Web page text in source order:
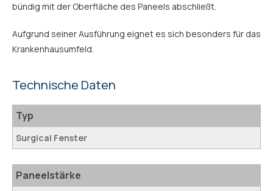
bündig mit der Oberfläche des Paneels abschließt.
Aufgrund seiner Ausführung eignet es sich besonders für das
Krankenhausumfeld.
Technische Daten
Typ
Surgical Fenster
Paneelstärke